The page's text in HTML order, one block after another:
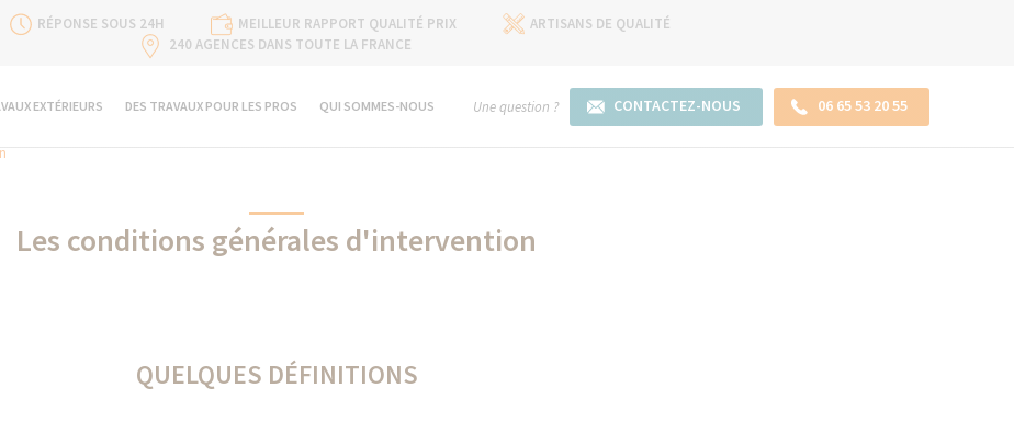
RÉPONSE SOUS 24H MEILLEUR RAPPORT QUALITÉ PRIX
ARTISANS DE QUALITÉ
240 AGENCES DANS TOUTE LA FRANCE
EXTÉRIEURS DES TRAVAUX POUR LES PROS QUI SOMMES-NOUS Une question ? CONTACTEZ-NOUS 06 65 53 20 55
Les conditions générales d'intervention
QUELQUES DÉFINITIONS